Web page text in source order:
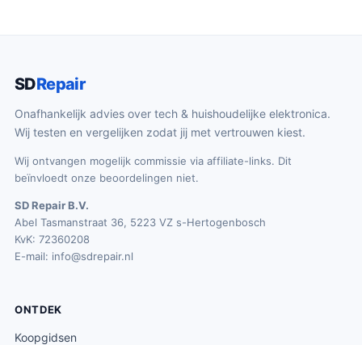
SDRepair
Onafhankelijk advies over tech & huishoudelijke elektronica.
Wij testen en vergelijken zodat jij met vertrouwen kiest.
Wij ontvangen mogelijk commissie via affiliate-links. Dit
beïnvloedt onze beoordelingen niet.
SD Repair B.V.
Abel Tasmanstraat 36, 5223 VZ s-Hertogenbosch
KvK: 72360208
E-mail: info@sdrepair.nl
ONTDEK
Koopgidsen